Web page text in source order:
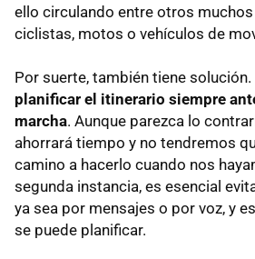
ello circulando entre otros
ciclistas, motos o vehículos de
Por suerte, también tiene solución.
planificar el itinerario siempre
marcha. Aunque parezca lo
ahorrará tiempo y no tendremos
camino a hacerlo cuando nos
segunda instancia, es esencial
ya sea por mensajes o por voz, y
se puede planificar.